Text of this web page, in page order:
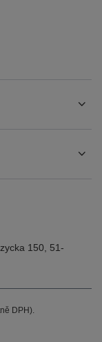
150
51-
DPH).